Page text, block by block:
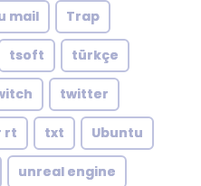
mail Trap
tsoft türkçe
twitter
rt txt Ubuntu
unreal engine